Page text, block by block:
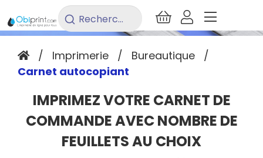
Rechercher
un
produit...
/ Imprimerie / Bureautique
/
Carnet autocopiant
IMPRIMEZ VOTRE CARNET DE
COMMANDE AVEC NOMBRE DE
FEUILLETS AU CHOIX